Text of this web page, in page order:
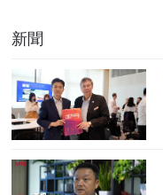
新聞